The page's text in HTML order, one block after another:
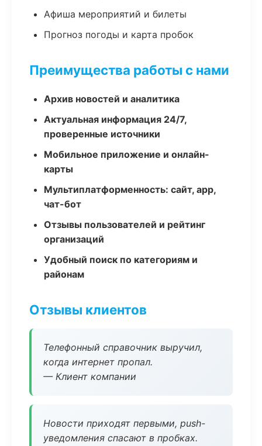
Афиша мероприятий и билеты
Прогноз погоды и карта пробок
Преимущества работы с нами
Архив новостей и аналитика
Актуальная информация 24/7,
проверенные источники
Мобильное приложение и онлайн-
карты
Мультиплатформенность: сайт, app,
чат-бот
Отзывы пользователей и рейтинг
организаций
Удобный поиск по категориям и
районам
Отзывы клиентов
Телефонный справочник выручил,
когда интернет пропал.
— Клиент компании
Новости приходят первыми, push-
уведомления спасают в пробках.